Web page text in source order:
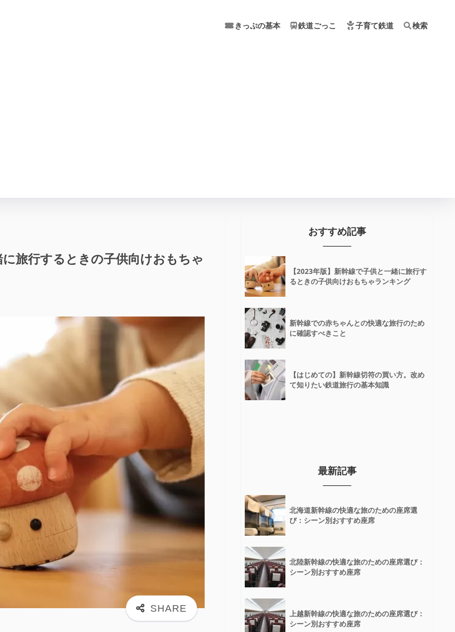
きっぷの基本 鉄道ごっこ 子育て鉄道 検索
旅行するときの子供向けおもちゃ
おすすめ記事
【2023年版】新幹線で子供と一緒に旅行す
るときの子供向けおもちゃランキング
新幹線での赤ちゃんとの快適な旅行のため
に確認すべきこと
【はじめての】新幹線切符の買い方。改め
て知りたい鉄道旅行の基本知識
最新記事
北海道新幹線の快適な旅のための座席選
び：シーン別おすすめ座席
北陸新幹線の快適な旅のための座席選び：
シーン別おすすめ座席
上越新幹線の快適な旅のための座席選び：
シーン別おすすめ座席